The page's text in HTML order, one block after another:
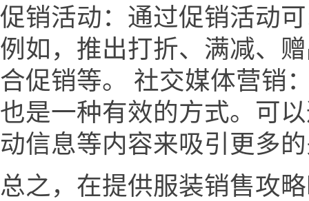
促销活动：通过促销活动
例如，推出打折、满减、
合促销等。 社交媒体营销
也是一种有效的方式。可
动信息等内容来吸引更多
总之，在提供服装销售攻